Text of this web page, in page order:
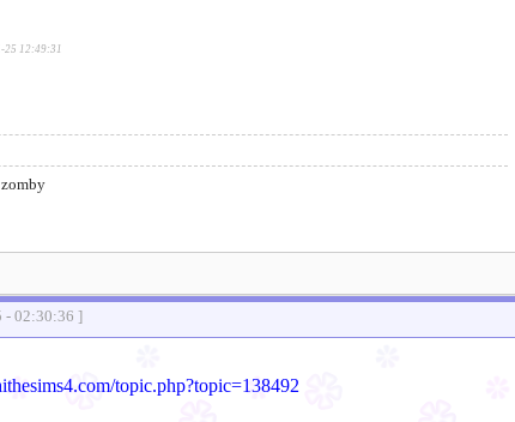
25 12:49:31
zomby
- 02:30:36 ]
topic.php?topic=138492